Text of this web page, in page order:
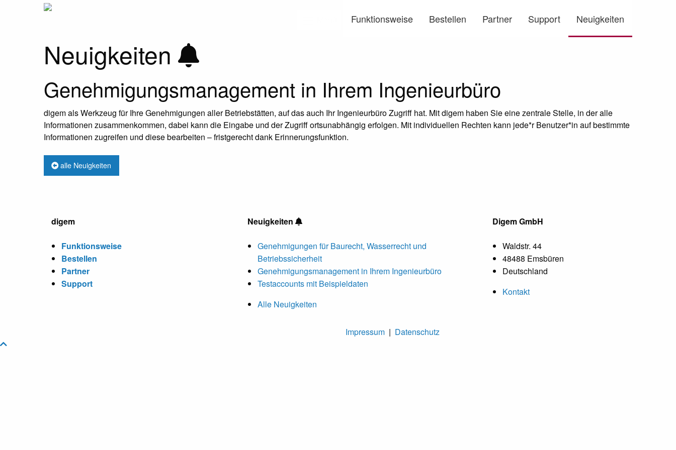
Funktionsweise Bestellen Partner Support Neuigkeiten
Neuigkeiten
Genehmigungsmanagement in Ihrem Ingenieurbüro
digem als Werkzeug für Ihre Genehmigungen aller Betriebstätten, auf das auch Ihr Ingenieurbüro Zugriff hat. Mit digem haben Sie eine zentrale Stelle, in der alle
Informationen zusammenkommen, dabei kann die Eingabe und der Zugriff ortsunabhängig erfolgen. Mit individuellen Rechten kann jede*r Benutzer*in auf bestimmte
Informationen zugreifen und diese bearbeiten – fristgerecht dank Erinnerungsfunktion.
alle Neuigkeiten
digem
Funktionsweise
Bestellen
Partner
Support
Neuigkeiten
Genehmigungen für Baurecht, Wasserrecht und
Betriebssicherheit
Genehmigungsmanagement in Ihrem Ingenieurbüro
Testaccounts mit Beispieldaten
Alle Neuigkeiten
Digem GmbH
Waldstr. 44
48488 Emsbüren
Deutschland
Kontakt
Impressum | Datenschutz